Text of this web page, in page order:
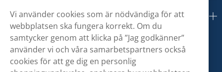
Om oss
Vi använder cookies som är nödvändiga för att
webbplatsen ska fungera korrekt. Om du
samtycker genom att klicka på ”Jag godkänner”
använder vi och våra samarbetspartners också
cookies för att ge dig en personlig